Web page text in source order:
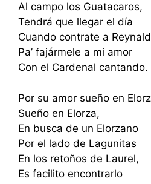
Al campo los Guatacaros,
Tendrá que llegar el día
Cuando contrate a
Pa’ fajármele a mi amor
Con el Cardenal cantando.
Por su amor sueño en
Sueño en Elorza,
En busca de un Elorzano
Por el lado de Lagunitas
En los retoños de Laurel,
Es facilito encontrarlo